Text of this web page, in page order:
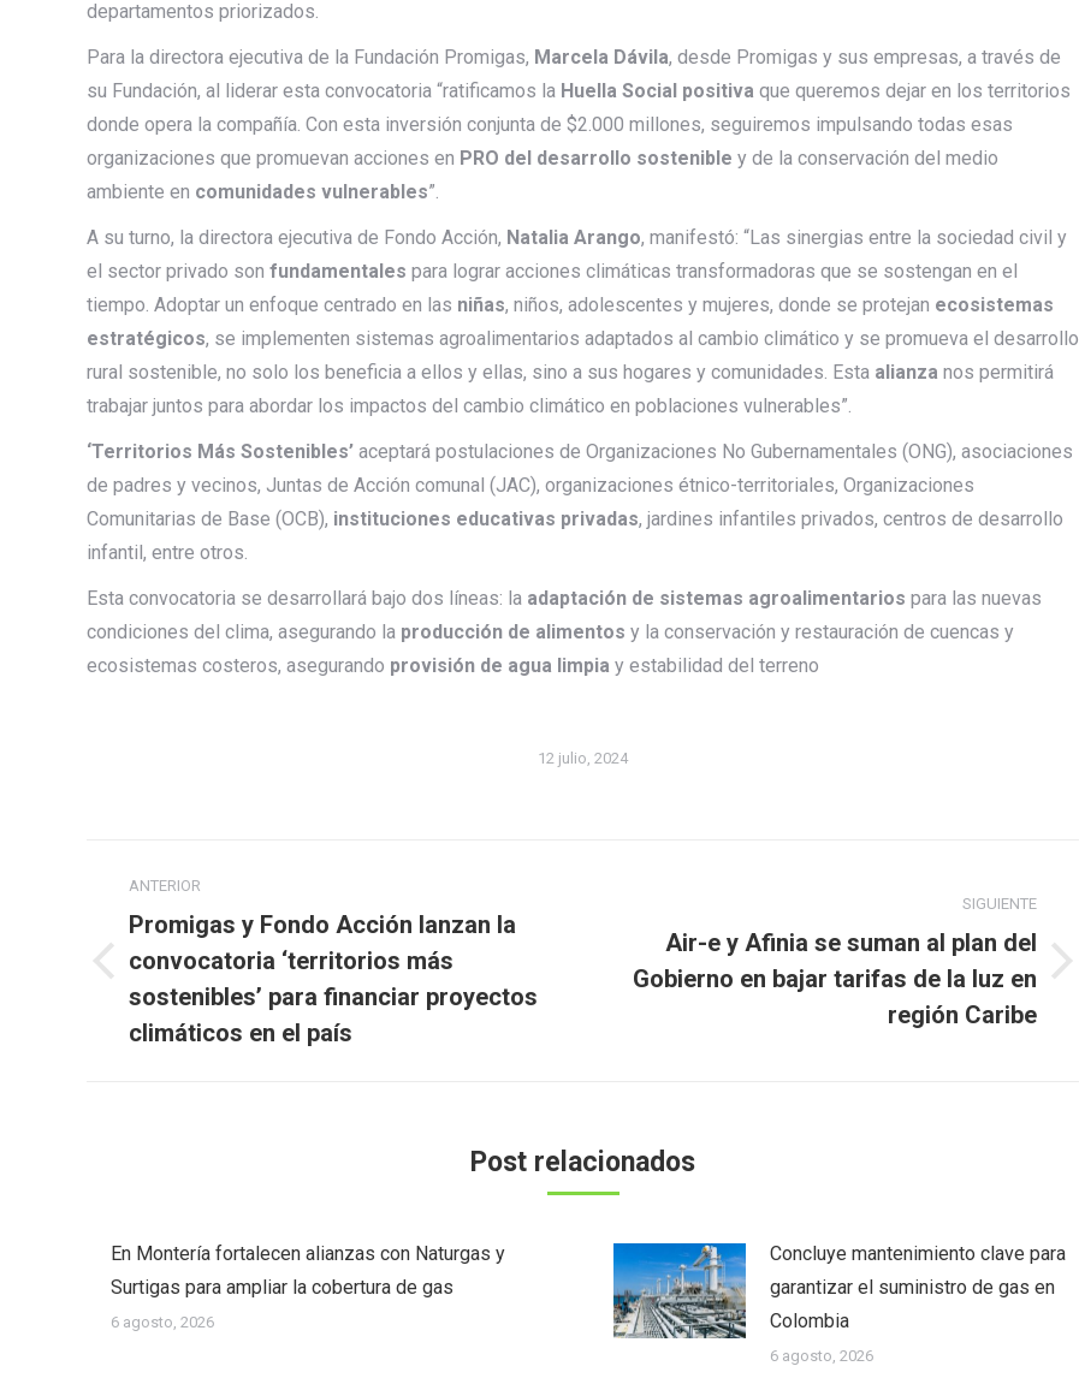
departamentos priorizados.
Para la directora ejecutiva de la Fundación Promigas, Marcela Dávila, desde Promigas y sus empresas, a través de
su Fundación, al liderar esta convocatoria “ratificamos la Huella Social positiva que queremos dejar en los territorios
donde opera la compañía. Con esta inversión conjunta de $2.000 millones, seguiremos impulsando todas esas
organizaciones que promuevan acciones en PRO del desarrollo sostenible y de la conservación del medio
ambiente en comunidades vulnerables”.
A su turno, la directora ejecutiva de Fondo Acción, Natalia Arango, manifestó: “Las sinergias entre la sociedad civil y
el sector privado son fundamentales para lograr acciones climáticas transformadoras que se sostengan en el
tiempo. Adoptar un enfoque centrado en las niñas, niños, adolescentes y mujeres, donde se protejan ecosistemas
estratégicos, se implementen sistemas agroalimentarios adaptados al cambio climático y se promueva el desarrollo
rural sostenible, no solo los beneficia a ellos y ellas, sino a sus hogares y comunidades. Esta alianza nos permitirá
trabajar juntos para abordar los impactos del cambio climático en poblaciones vulnerables”.
‘Territorios Más Sostenibles’ aceptará postulaciones de Organizaciones No Gubernamentales (ONG), asociaciones
de padres y vecinos, Juntas de Acción comunal (JAC), organizaciones étnico-territoriales, Organizaciones
Comunitarias de Base (OCB), instituciones educativas privadas, jardines infantiles privados, centros de desarrollo
infantil, entre otros.
Esta convocatoria se desarrollará bajo dos líneas: la adaptación de sistemas agroalimentarios para las nuevas
condiciones del clima, asegurando la producción de alimentos y la conservación y restauración de cuencas y
ecosistemas costeros, asegurando provisión de agua limpia y estabilidad del terreno
12 julio, 2024
entre
publicaciones
ANTERIOR
Publicación
anterior:
Promigas y Fondo Acción lanzan la
convocatoria ‘territorios más
sostenibles’ para financiar proyectos
climáticos en el país
SIGUIENTE
Publicación
Air-e y Afinia se suman al plan del
Gobierno en bajar tarifas de la luz en
región Caribe
Post relacionados
En Montería fortalecen alianzas con Naturgas y
Surtigas para ampliar la cobertura de gas
6 agosto, 2026
Concluye mantenimiento clave para
garantizar el suministro de gas en
Colombia
6 agosto, 2026